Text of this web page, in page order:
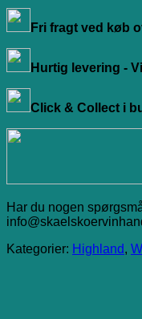
Fri fragt ved køb
Hurtig levering -
Click & Collect i
Har du nogen
Kategorier: Highland,